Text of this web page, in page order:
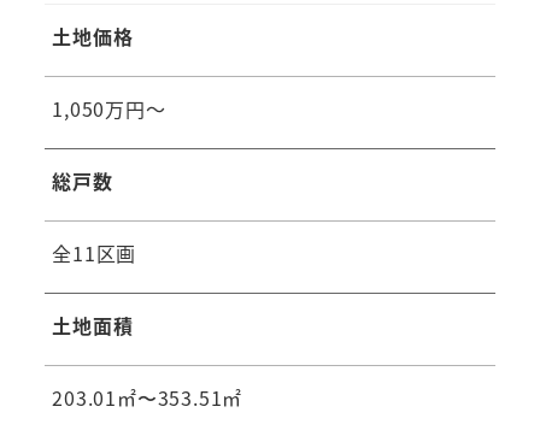
土地価格
1,050万円～
総戸数
全11区画
土地面積
203.01㎡〜353.51㎡